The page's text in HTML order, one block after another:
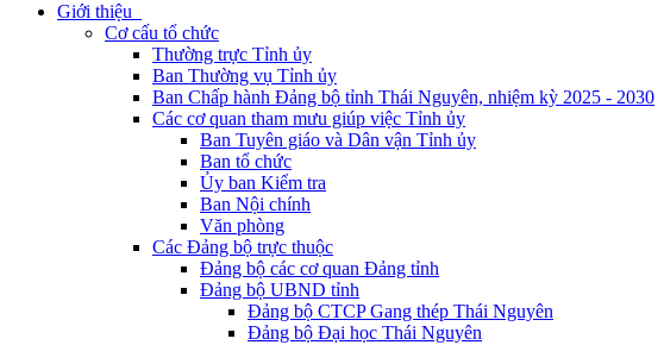
Giới thiệu
Cơ cấu tổ chức
Thường trực Tỉnh ủy
Ban Thường vụ Tỉnh ủy
Ban Chấp hành Đảng bộ tỉnh Thái Nguyên, nhiệm kỳ 2025 - 2030
Các cơ quan tham mưu giúp việc Tỉnh ủy
Ban Tuyên giáo và Dân vận Tỉnh ủy
Ban tổ chức
Ủy ban Kiểm tra
Ban Nội chính
Văn phòng
Các Đảng bộ trực thuộc
Đảng bộ các cơ quan Đảng tỉnh
Đảng bộ UBND tỉnh
Đảng bộ CTCP Gang thép Thái Nguyên
Đảng bộ Đại học Thái Nguyên